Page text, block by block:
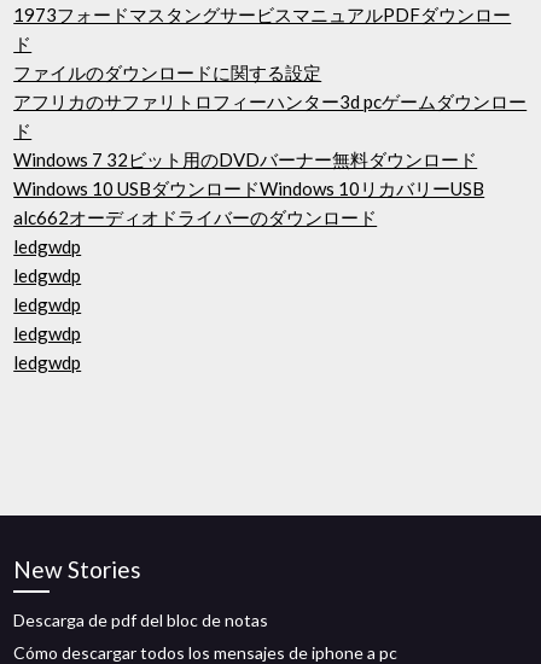
1973フォードマスタングサービスマニュアルPDFダウンロー
ド
ファイルのダウンロードに関する設定
アフリカのサファリトロフィーハンター3d pcゲームダウンロー
ド
Windows 7 32ビット用のDVDバーナー無料ダウンロード
Windows 10 USBダウンロードWindows 10リカバリーUSB
alc662オーディオドライバーのダウンロード
ledgwdp
ledgwdp
ledgwdp
ledgwdp
ledgwdp
New Stories
Descarga de pdf del bloc de notas
Cómo descargar todos los mensajes de iphone a pc